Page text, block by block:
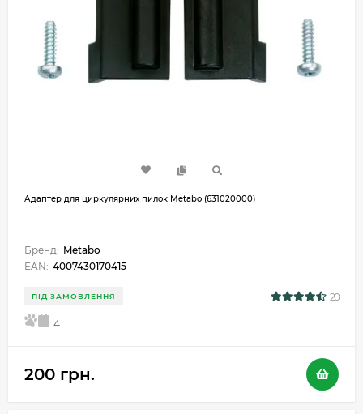
Адаптер для циркулярних пилок Metabo (631020000)
Бренд: Metabo
EAN: 4007430170415
ПІД ЗАМОВЛЕННЯ 20
5 4
200 грн.